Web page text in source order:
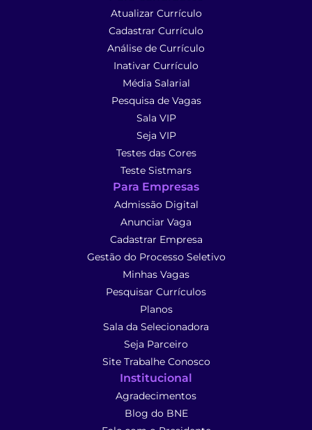
Atualizar Currículo
Cadastrar Currículo
Análise de Currículo
Inativar Currículo
Média Salarial
Pesquisa de Vagas
Sala VIP
Seja VIP
Testes das Cores
Teste Sistmars
Para Empresas
Admissão Digital
Anunciar Vaga
Cadastrar Empresa
Gestão do Processo Seletivo
Minhas Vagas
Pesquisar Currículos
Planos
Sala da Selecionadora
Seja Parceiro
Site Trabalhe Conosco
Institucional
Agradecimentos
Blog do BNE